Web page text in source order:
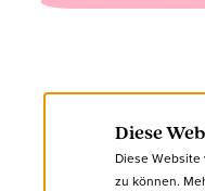
Diese
Diese
zu können.